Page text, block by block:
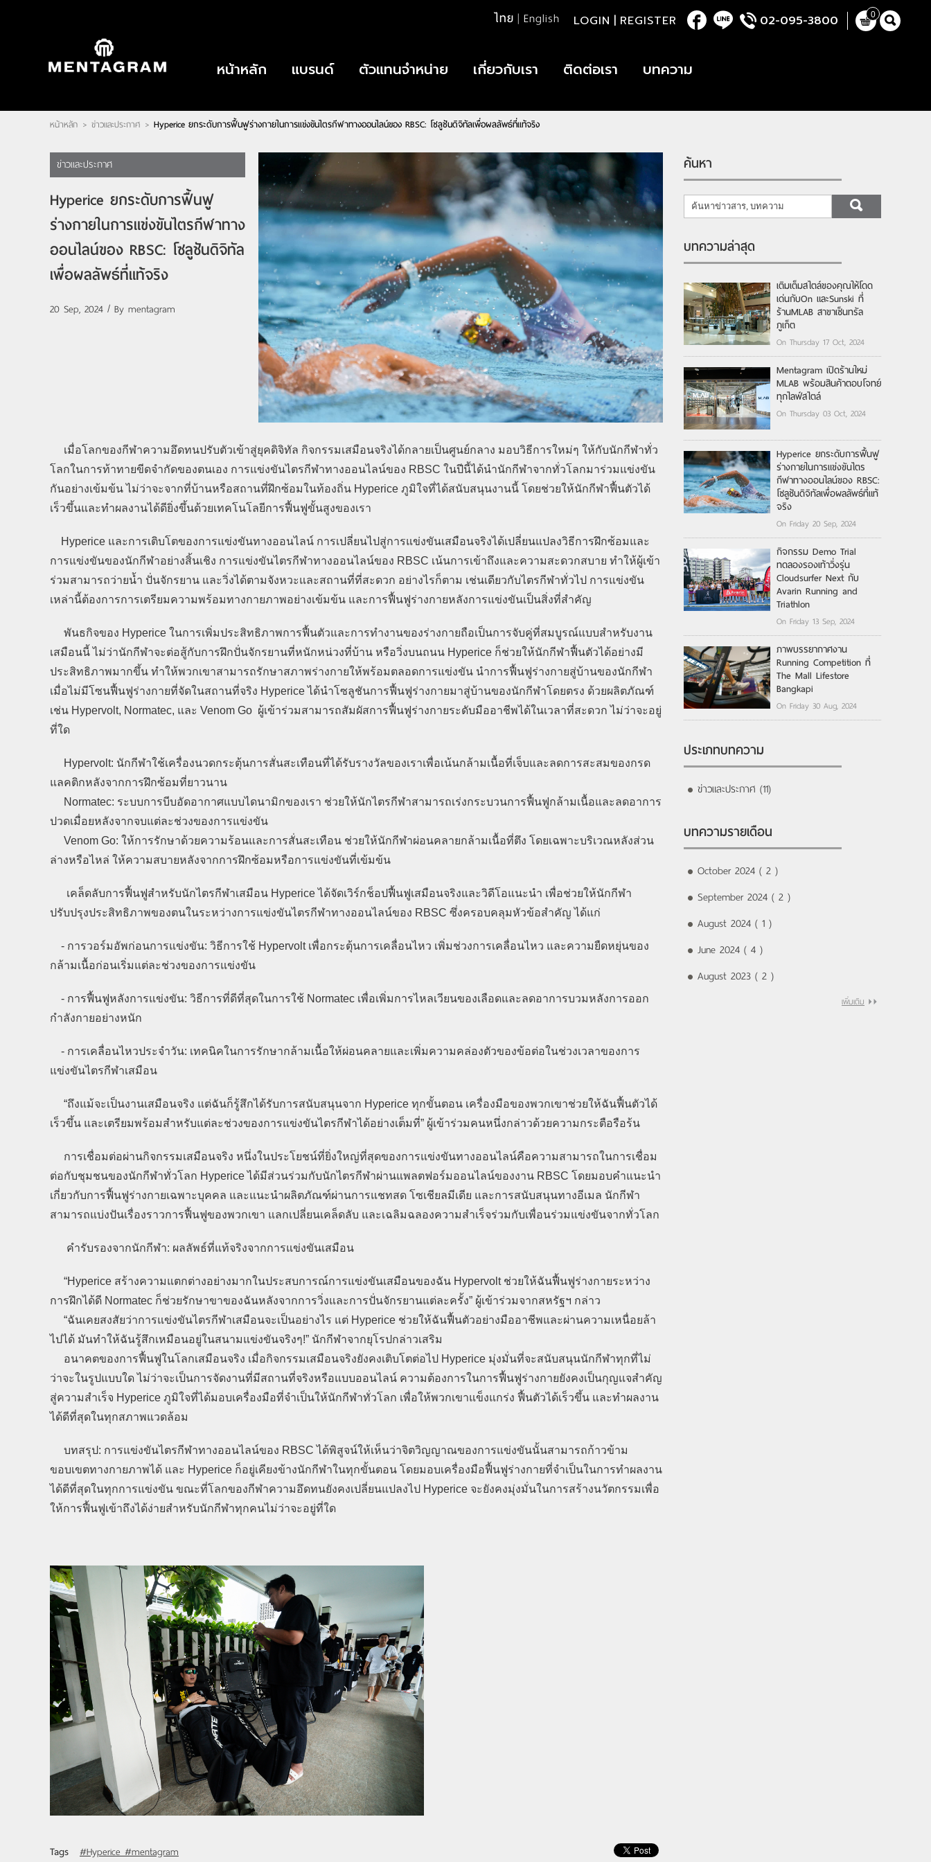
REGISTER
หน้าหลัก
แบรนด์
ตัวแทนจำหน่าย
เกี่ยวกับเรา
ไทย | English 0
02-095-3800
LOGIN | REGISTER
หน้าหลัก แบรนด์ ตัวแทนจำหน่าย เกี่ยวกับเรา ติดต่อเรา บทความ
หน้าหลัก > ข่าวและประกาศ > Hyperice ยกระดับการฟื้นฟูร่างกายในการแข่งขันไตรกีฬาทางออนไลน์ของ RBSC: โซลูชันดิจิทัลเพื่อผลลัพธ์ที่แท้จริง
ข่าวและประกาศ
Hyperice ยกระดับการฟื้นฟู
ร่างกายในการแข่งขันไตรกีฬาทาง
ออนไลน์ของ RBSC: โซลูชันดิจิทัล
เพื่อผลลัพธ์ที่แท้จริง
20 Sep, 2024 / By mentagram
เมื่อโลกของกีฬาความอึดทนปรับตัวเข้าสู่ยุคดิจิทัล กิจกรรมเสมือนจริงได้กลายเป็นศูนย์กลาง มอบวิธีการใหม่ๆ ให้กับนักกีฬาทั่ว
โลกในการท้าทายขีดจำกัดของตนเอง การแข่งขันไตรกีฬาทางออนไลน์ของ RBSC ในปีนี้ได้นำนักกีฬาจากทั่วโลกมาร่วมแข่งขัน
กันอย่างเข้มข้น ไม่ว่าจะจากที่บ้านหรือสถานที่ฝึกซ้อมในท้องถิ่น Hyperice ภูมิใจที่ได้สนับสนุนงานนี้ โดยช่วยให้นักกีฬาฟื้นตัวได้
เร็วขึ้นและทำผลงานได้ดียิ่งขึ้นด้วยเทคโนโลยีการฟื้นฟูขั้นสูงของเรา
Hyperice และการเติบโตของการแข่งขันทางออนไลน์ การเปลี่ยนไปสู่การแข่งขันเสมือนจริงได้เปลี่ยนแปลงวิธีการฝึกซ้อมและ
การแข่งขันของนักกีฬาอย่างสิ้นเชิง การแข่งขันไตรกีฬาทางออนไลน์ของ RBSC เน้นการเข้าถึงและความสะดวกสบาย ทำให้ผู้เข้า
ร่วมสามารถว่ายน้ำ ปั่นจักรยาน และวิ่งได้ตามจังหวะและสถานที่ที่สะดวก อย่างไรก็ตาม เช่นเดียวกับไตรกีฬาทั่วไป การแข่งขัน
เหล่านี้ต้องการการเตรียมความพร้อมทางกายภาพอย่างเข้มข้น และการฟื้นฟูร่างกายหลังการแข่งขันเป็นสิ่งที่สำคัญ
พันธกิจของ Hyperice ในการเพิ่มประสิทธิภาพการฟื้นตัวและการทำงานของร่างกายถือเป็นการจับคู่ที่สมบูรณ์แบบสำหรับงาน
เสมือนนี้ ไม่ว่านักกีฬาจะต่อสู้กับการฝึกปั่นจักรยานที่หนักหน่วงที่บ้าน หรือวิ่งบนถนน Hyperice ก็ช่วยให้นักกีฬาฟื้นตัวได้อย่างมี
ประสิทธิภาพมากขึ้น ทำให้พวกเขาสามารถรักษาสภาพร่างกายให้พร้อมตลอดการแข่งขัน นำการฟื้นฟูร่างกายสู่บ้านของนักกีฬา
เมื่อไม่มีโซนฟื้นฟูร่างกายที่จัดในสถานที่จริง Hyperice ได้นำโซลูชันการฟื้นฟูร่างกายมาสู่บ้านของนักกีฬาโดยตรง ด้วยผลิตภัณฑ์
เช่น Hypervolt, Normatec, และ Venom Go ผู้เข้าร่วมสามารถสัมผัสการฟื้นฟูร่างกายระดับมืออาชีพได้ในเวลาที่สะดวก ไม่ว่าจะอยู่
ที่ใด
Hypervolt: นักกีฬาใช้เครื่องนวดกระตุ้นการสั่นสะเทือนที่ได้รับรางวัลของเราเพื่อเน้นกล้ามเนื้อที่เจ็บและลดการสะสมของกรด
แลคติกหลังจากการฝึกซ้อมที่ยาวนาน
Normatec: ระบบการบีบอัดอากาศแบบไดนามิกของเรา ช่วยให้นักไตรกีฬาสามารถเร่งกระบวนการฟื้นฟูกล้ามเนื้อและลดอาการ
ปวดเมื่อยหลังจากจบแต่ละช่วงของการแข่งขัน
Venom Go: ให้การรักษาด้วยความร้อนและการสั่นสะเทือน ช่วยให้นักกีฬาผ่อนคลายกล้ามเนื้อที่ตึง โดยเฉพาะบริเวณหลังส่วน
ล่างหรือไหล่ ให้ความสบายหลังจากการฝึกซ้อมหรือการแข่งขันที่เข้มข้น
เคล็ดลับการฟื้นฟูสำหรับนักไตรกีฬาเสมือน Hyperice ได้จัดเวิร์กช็อปฟื้นฟูเสมือนจริงและวิดีโอแนะนำ เพื่อช่วยให้นักกีฬา
ปรับปรุงประสิทธิภาพของตนในระหว่างการแข่งขันไตรกีฬาทางออนไลน์ของ RBSC ซึ่งครอบคลุมหัวข้อสำคัญ ได้แก่
- การวอร์มอัพก่อนการแข่งขัน: วิธีการใช้ Hypervolt เพื่อกระตุ้นการเคลื่อนไหว เพิ่มช่วงการเคลื่อนไหว และความยืดหยุ่นของ
กล้ามเนื้อก่อนเริ่มแต่ละช่วงของการแข่งขัน
- การฟื้นฟูหลังการแข่งขัน: วิธีการที่ดีที่สุดในการใช้ Normatec เพื่อเพิ่มการไหลเวียนของเลือดและลดอาการบวมหลังการออก
กำลังกายอย่างหนัก
- การเคลื่อนไหวประจำวัน: เทคนิคในการรักษากล้ามเนื้อให้ผ่อนคลายและเพิ่มความคล่องตัวของข้อต่อในช่วงเวลาของการ
แข่งขันไตรกีฬาเสมือน
“ถึงแม้จะเป็นงานเสมือนจริง แต่ฉันก็รู้สึกได้รับการสนับสนุนจาก Hyperice ทุกขั้นตอน เครื่องมือของพวกเขาช่วยให้ฉันฟื้นตัวได้
เร็วขึ้น และเตรียมพร้อมสำหรับแต่ละช่วงของการแข่งขันไตรกีฬาได้อย่างเต็มที่” ผู้เข้าร่วมคนหนึ่งกล่าวด้วยความกระตือรือร้น
การเชื่อมต่อผ่านกิจกรรมเสมือนจริง หนึ่งในประโยชน์ที่ยิ่งใหญ่ที่สุดของการแข่งขันทางออนไลน์คือความสามารถในการเชื่อม
ต่อกับชุมชนของนักกีฬาทั่วโลก Hyperice ได้มีส่วนร่วมกับนักไตรกีฬาผ่านแพลตฟอร์มออนไลน์ของงาน RBSC โดยมอบคำแนะนำ
เกี่ยวกับการฟื้นฟูร่างกายเฉพาะบุคคล และแนะนำผลิตภัณฑ์ผ่านการแชทสด โซเชียลมีเดีย และการสนับสนุนทางอีเมล นักกีฬา
สามารถแบ่งปันเรื่องราวการฟื้นฟูของพวกเขา แลกเปลี่ยนเคล็ดลับ และเฉลิมฉลองความสำเร็จร่วมกับเพื่อนร่วมแข่งขันจากทั่วโลก
คำรับรองจากนักกีฬา: ผลลัพธ์ที่แท้จริงจากการแข่งขันเสมือน
“Hyperice สร้างความแตกต่างอย่างมากในประสบการณ์การแข่งขันเสมือนของฉัน Hypervolt ช่วยให้ฉันฟื้นฟูร่างกายระหว่าง
การฝึกได้ดี Normatec ก็ช่วยรักษาขาของฉันหลังจากการวิ่งและการปั่นจักรยานแต่ละครั้ง” ผู้เข้าร่วมจากสหรัฐฯ กล่าว
“ฉันเคยสงสัยว่าการแข่งขันไตรกีฬาเสมือนจะเป็นอย่างไร แต่ Hyperice ช่วยให้ฉันฟื้นตัวอย่างมืออาชีพและผ่านความเหนื่อยล้า
ไปได้ มันทำให้ฉันรู้สึกเหมือนอยู่ในสนามแข่งขันจริงๆ!” นักกีฬาจากยุโรปกล่าวเสริม
อนาคตของการฟื้นฟูในโลกเสมือนจริง เมื่อกิจกรรมเสมือนจริงยังคงเติบโตต่อไป Hyperice มุ่งมั่นที่จะสนับสนุนนักกีฬาทุกที่ไม่
ว่าจะในรูปแบบใด ไม่ว่าจะเป็นการจัดงานที่มีสถานที่จริงหรือแบบออนไลน์ ความต้องการในการฟื้นฟูร่างกายยังคงเป็นกุญแจสำคัญ
สู่ความสำเร็จ Hyperice ภูมิใจที่ได้มอบเครื่องมือที่จำเป็นให้นักกีฬาทั่วโลก เพื่อให้พวกเขาแข็งแกร่ง ฟื้นตัวได้เร็วขึ้น และทำผลงาน
ได้ดีที่สุดในทุกสภาพแวดล้อม
บทสรุป: การแข่งขันไตรกีฬาทางออนไลน์ของ RBSC ได้พิสูจน์ให้เห็นว่าจิตวิญญาณของการแข่งขันนั้นสามารถก้าวข้าม
ขอบเขตทางกายภาพได้ และ Hyperice ก็อยู่เคียงข้างนักกีฬาในทุกขั้นตอน โดยมอบเครื่องมือฟื้นฟูร่างกายที่จำเป็นในการทำผลงาน
ได้ดีที่สุดในทุกการแข่งขัน ขณะที่โลกของกีฬาความอึดทนยังคงเปลี่ยนแปลงไป Hyperice จะยังคงมุ่งมั่นในการสร้างนวัตกรรมเพื่อ
ให้การฟื้นฟูเข้าถึงได้ง่ายสำหรับนักกีฬาทุกคนไม่ว่าจะอยู่ที่ใด
Tags #Hyperice #mentagram
ค้นหา
บทความล่าสุด
เติมเต็มสไตล์ของคุณให้โดด
เด่นกับOn และSunski ที่
ร้านMLAB สาขาเซ็นทรัล
ภูเก็ต
On Thursday 17 Oct, 2024
Mentagram เปิดร้านใหม่
MLAB พร้อมสินค้าตอบโจทย์
ทุกไลฟ์สไตล์
On Thursday 03 Oct, 2024
Hyperice ยกระดับการฟื้นฟู
ร่างกายในการแข่งขันไตร
กีฬาทางออนไลน์ของ RBSC:
โซลูชันดิจิทัลเพื่อผลลัพธ์ที่แท้
จริง
On Friday 20 Sep, 2024
กิจกรรม Demo Trial
ทดลองรองเท้าวิ่งรุ่น
Cloudsurfer Next กับ
Avarin Running and
Triathlon
On Friday 13 Sep, 2024
ภาพบรรยากาศงาน
Running Competition ที่
The Mall Lifestore
Bangkapi
On Friday 30 Aug, 2024
ประเภทบทความ
ข่าวและประกาศ (11)
บทความรายเดือน
October 2024 ( 2 )
September 2024 ( 2 )
August 2024 ( 1 )
June 2024 ( 4 )
August 2023 ( 2 )
เพิ่มเติม